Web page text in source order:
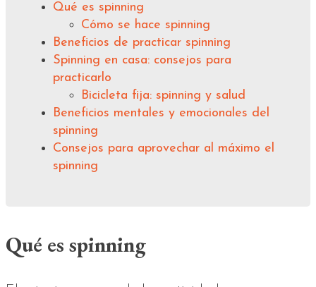
Qué es spinning
Cómo se hace spinning
Beneficios de practicar spinning
Spinning en casa: consejos para
practicarlo
Bicicleta fija: spinning y salud
Beneficios mentales y emocionales del
spinning
Consejos para aprovechar al máximo el
spinning
Qué es spinning